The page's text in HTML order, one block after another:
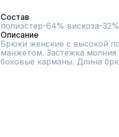
Состав
полиэстер-64% вискоза-
Описание
Брюки женские с высокой
манжетом. Застежка молния
боковые карманы. Длина